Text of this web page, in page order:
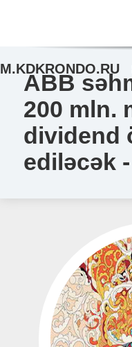
ABB
200 mln.
dividend
ediləcək
M.KDKRONDO.RU